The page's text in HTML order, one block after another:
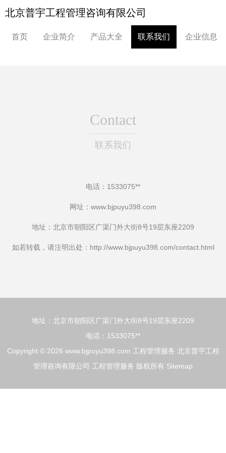
北京普宇工程管理咨询有限公司
首页 企业简介 产品大全 联系我们 企业信息
Contact
联系我们
电话：1533075**
网址： www.bjpuyu398.com
地址：北京市朝阳区广渠门外大街8号19层东座2209
如若转载，请注明出处：http://www.bjpuyu398.com/contact.html
地址：北京市朝阳区广渠门外大街8号19层东座2209
电话：1533075**
Copyright © 2026 www.bjpuyu398.com 工程管理服务 北京普宇工程
管理咨询有限公司 工程管理服务 版权所有 Sitemap